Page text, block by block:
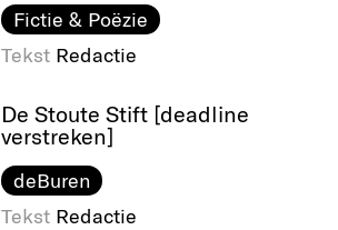
Fictie & Poëzie
Tekst Redactie
De Stoute Stift [deadline
verstreken]
deBuren
Tekst Redactie